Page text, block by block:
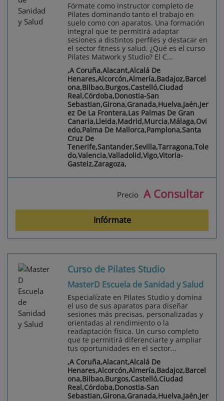
Fórmate como instructor completo de
Pilates dominando tanto el trabajo en
suelo como con aparatos. Una formación
integral que te permitirá adaptar
sesiones a distintos perfiles y destacar en
el sector fitness y salud. ¿Qué es el curso
Pilates Matwork y Studio? El C...
,A Coruña,Alacant,Alcalá De
Henares,Alcorcón,Almería,Badajoz,Barcel
ona,Bilbao,Burgos,Castelló,Ciudad
Real,Córdoba,Donostia-San
Sebastian,Girona,Granada,Huelva,Jaén,Jer
ez De La Frontera,Las Palmas De Gran
Canaria,Lleida,Madrid,Murcia,Málaga,Ovi
edo,Palma De Mallorca,Pamplona,Santa
Cruz De
Tenerife,Santander,Sevilla,Tarragona,Tole
do,Valencia,Valladolid,Vigo,Vitoria-
Gasteiz,Zaragoza,
Precio A Consultar
Infórmate
Curso de Pilates Studio
MasterD Escuela de Sanidad y Salud
Especialízate en Pilates Studio y domina
el uso de sus aparatos para diseñar
sesiones más precisas, personalizadas y
orientadas al rendimiento o la
readaptación física. Un curso completo
que te permitirá diferenciarte y ampliar
tus oportunidades en el sector...
,A Coruña,Alacant,Alcalá De
Henares,Alcorcón,Almería,Badajoz,Barcel
ona,Bilbao,Burgos,Castelló,Ciudad
Real,Córdoba,Donostia-San
Sebastian,Girona,Granada,Huelva,Jaén,Jer